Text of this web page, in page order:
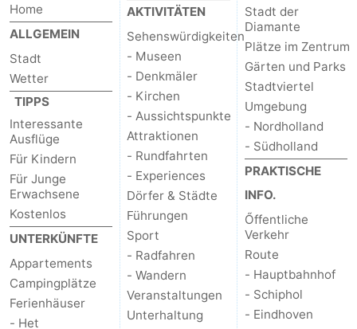
Home
ALLGEMEIN
Stadt
Wetter
TIPPS
Interessante
Ausflüge
Für Kindern
Für Junge
Erwachsene
Kostenlos
UNTERKÜNFTE
Appartements
Campingplätze
Ferienhäuser
- Het
AKTIVITÄTEN
Sehenswürdigkeiten
- Museen
- Denkmäler
- Kirchen
- Aussichtspunkte
Attraktionen
- Rundfahrten
- Experiences
Dörfer & Städte
Führungen
Sport
- Radfahren
- Wandern
Veranstaltungen
Unterhaltung
Stadt der
Diamante
Plätze im Zentrum
Gärten und Parks
Stadtviertel
Umgebung
- Nordholland
- Südholland
PRAKTISCHE
INFO.
Őffentliche
Verkehr
Route
- Hauptbahnhof
- Schiphol
- Eindhoven